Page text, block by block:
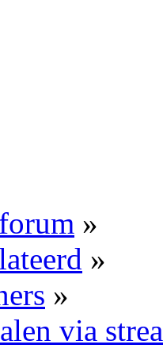
»
»
»
via